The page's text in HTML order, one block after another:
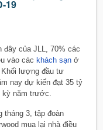
19
đây của JLL, 70% các
vào các khách sạn ở
lượng đầu tư
nay dự kiến đạt 35 tỷ
năm trước.
tháng 3, tập đoàn
mua lại nhà điều